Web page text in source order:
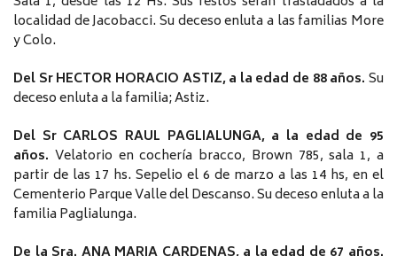
localidad de Jacobacci. Su deceso enluta a las familias More
y Colo.
Del Sr HECTOR HORACIO ASTIZ, a la edad de 88 años. Su
deceso enluta a la familia; Astiz.
Del Sr CARLOS RAUL PAGLIALUNGA, a la edad de 95
años. Velatorio en cochería bracco, Brown 785, sala 1, a
partir de las 17 hs. Sepelio el 6 de marzo a las 14 hs, en el
Cementerio Parque Valle del Descanso. Su deceso enluta a la
familia Paglialunga.